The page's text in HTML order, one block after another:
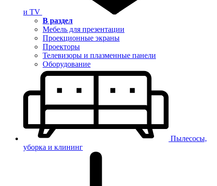
и TV
В раздел
Мебель для презентации
Проекционные экраны
Проекторы
Телевизоры и плазменные панели
Оборудование
Пылесосы,
уборка и клининг